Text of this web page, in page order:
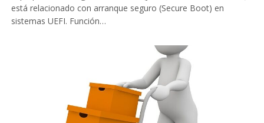
está relacionado con arranque seguro (Secure Boot) en
sistemas UEFI. Función…